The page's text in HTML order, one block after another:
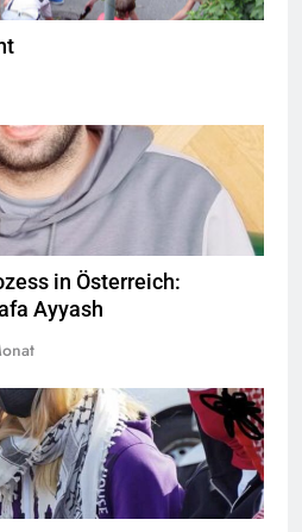
© Twitter Mustafa ayyash
in Österreich:
Ayyash
© privat alle Rechte vorbehalten